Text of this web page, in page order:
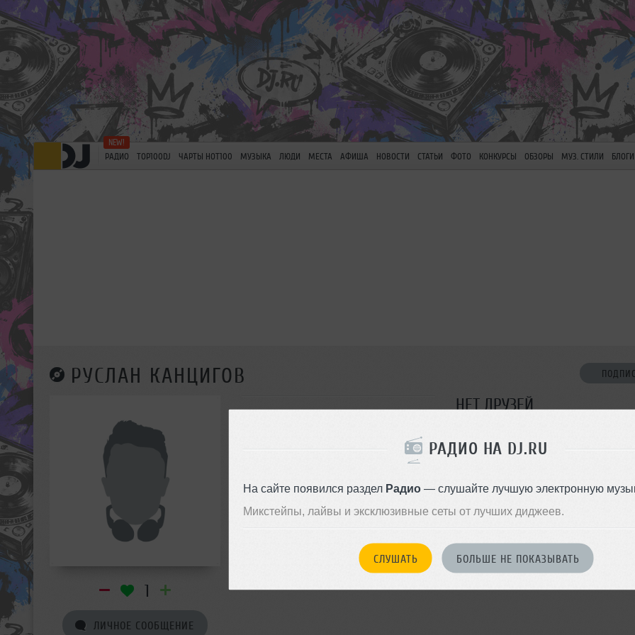
РАДИО НА DJ.RU
На сайте появился раздел Радио— слушайте лучшую электронную
Микстейпы, лайвы и эксклюзивные сеты от лучших диджеев.
СЛУШАТЬ БОЛЬШЕ НЕ ПОКАЗЫВАТЬ
РАДИО TOP100DJ ЧАРТЫ HOT100 МУЗЫКА ЛЮДИ МЕСТА АФИША НОВОСТИ СТАТЬИ ФОТО КОНКУРСЫ ОБЗОРЫ МУЗ. СТИЛИ БЛОГИ
РУСЛАН КАНЦИГОВ
1
ЛИЧНОЕ СООБЩЕНИЕ
НЕТ ДРУЗЕЙ